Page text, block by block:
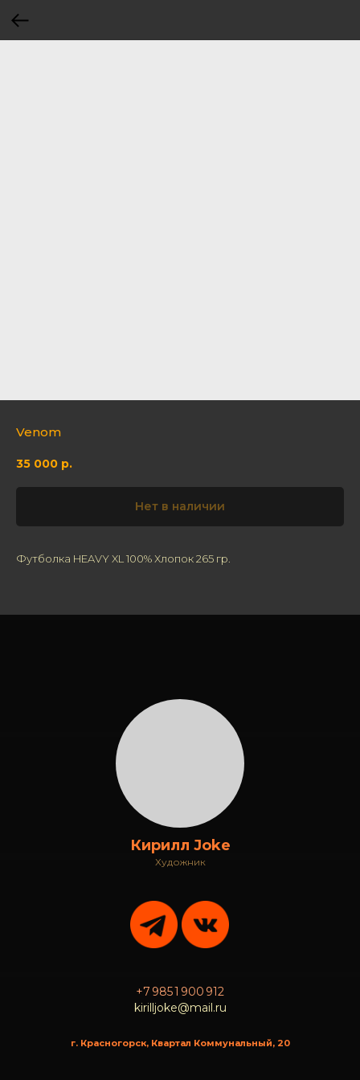
Venom
35 000 р.
Нет в наличии
Футболка HEAVY XL 100% Хлопок 265 гр.
г. Красногорск, Квартал Коммунальный, 20
+7 985 1 900 912
kirilljoke@mail.ru
Кирилл Joke
Художник